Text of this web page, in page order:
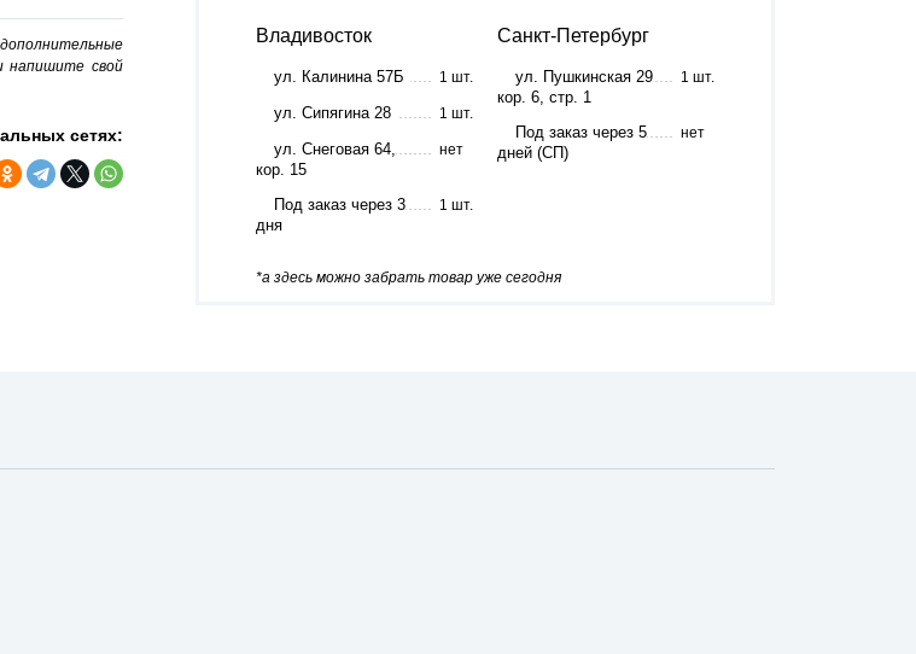
напишите свой
сетях:
Владивосток
ул. Калинина 57Б 1 шт.
ул. Сипягина 28 1 шт.
ул. Снеговая 64,
кор. 15
нет
Под заказ через 3
дня
1 шт.
Санкт-Петербург
ул. Пушкинская 29
кор. 6, стр. 1
1 шт.
Под заказ через 5
дней (СП)
нет
*а здесь можно забрать товар уже сегодня